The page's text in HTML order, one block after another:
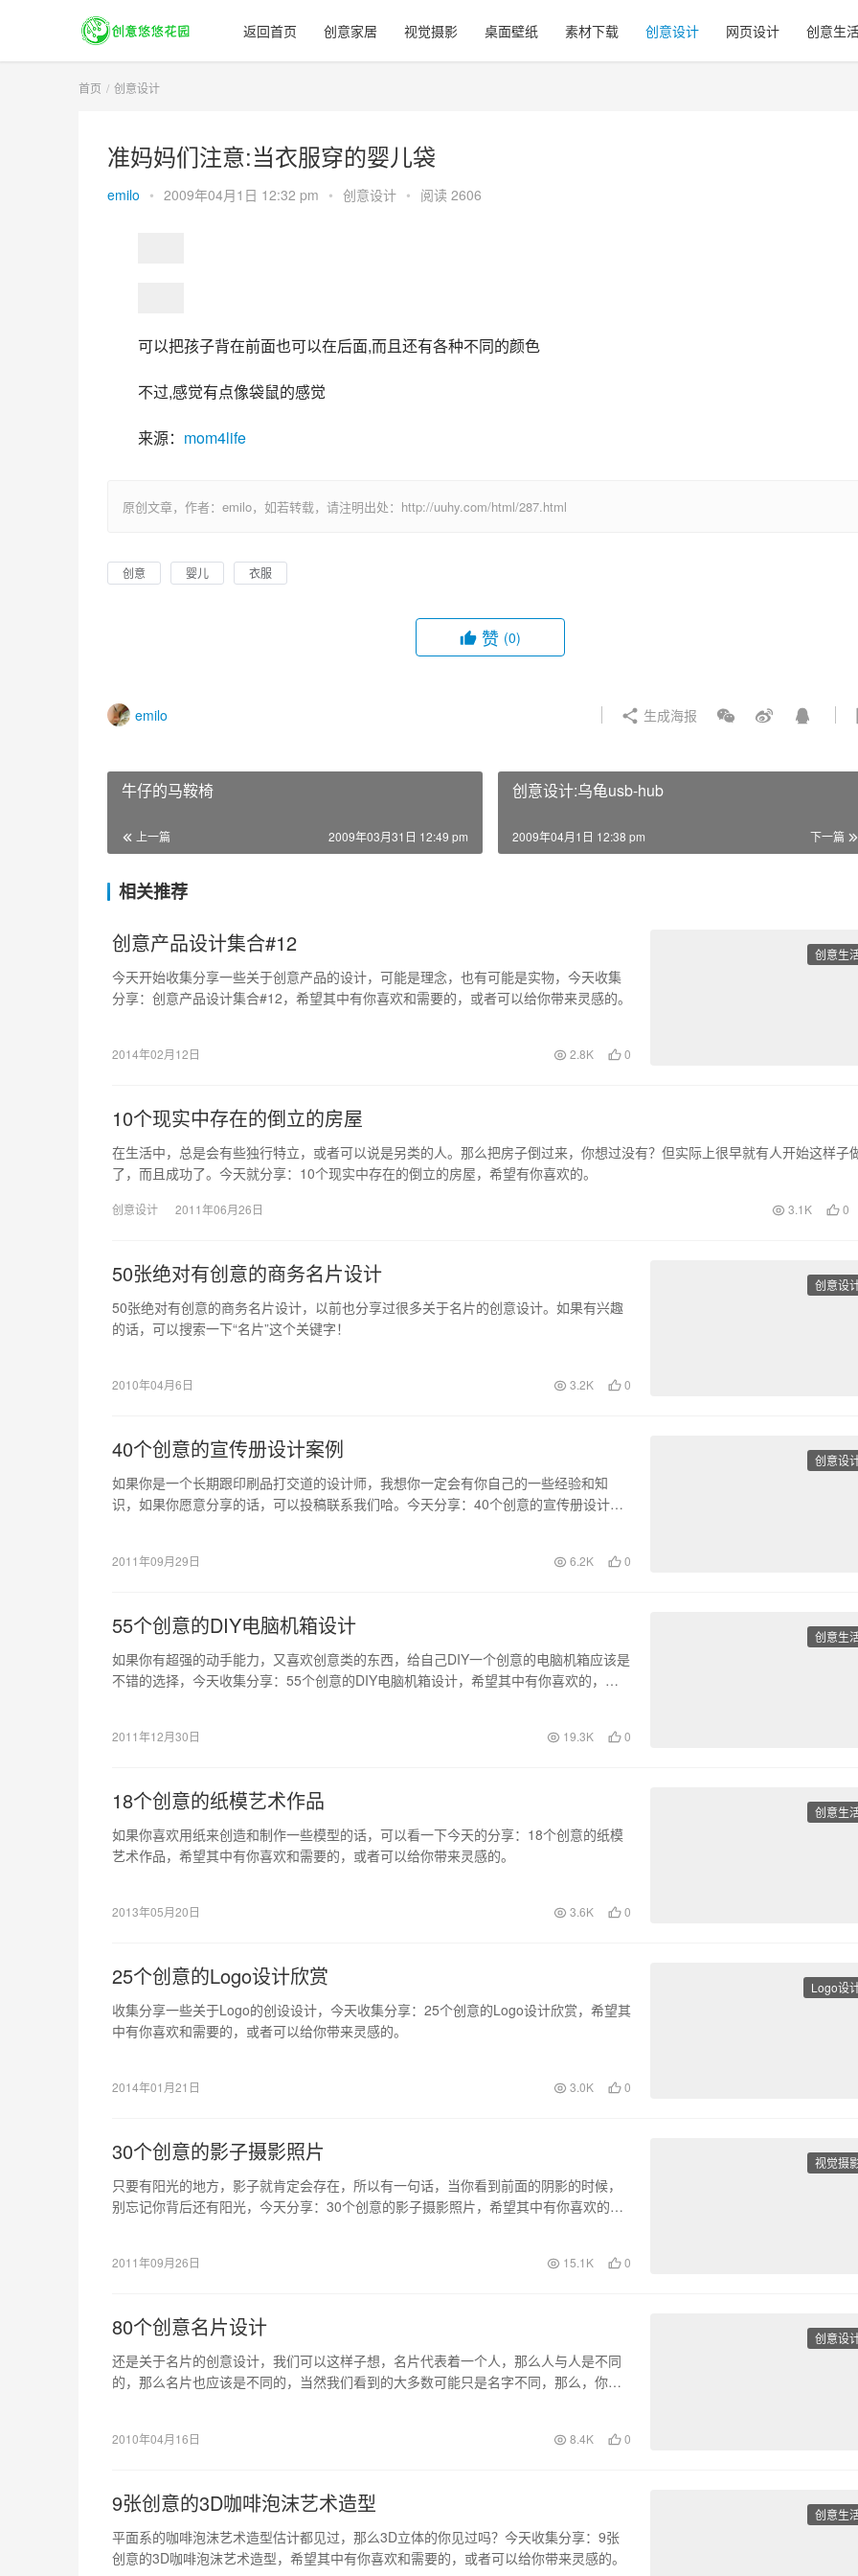
返回首页 创意家居 视觉摄影 桌面壁纸 素材下载 创意设计 网页设计 创意生
首页 创意设计
准妈妈们注意:当衣服穿的婴儿袋
emilo • 2009年04月1日 12:32 pm • 创意设计 • 阅读 2606
可以把孩子背在前面也可以在后面,而且还有各种不同的颜色
不过,感觉有点像袋鼠的感觉
来源： mom4life
原创文章，作者：emilo，如若转载，请注明出处：http://uuhy.com/html/287.html
创意 婴儿 衣服
赞 (0)
emilo 生成海报
牛仔的马鞍椅
上一篇 2009年03月31日 12:49 pm
创意设计:乌龟usb-hub
下一篇
2009年04月1日 12:38 pm
相关推荐
创意生
创意产品设计集合#12
今天开始收集分享一些关于创意产品的设计，可能是理念，也有可能是实物，今天收集
分享：创意产品设计集合#12，希望其中有你喜欢和需要的，或者可以给你带来灵感的。
2014年02月12日 2.8K 0
10个现实中存在的倒立的房屋
在生活中，总是会有些独行特立，或者可以说是另类的人。那么把房子倒过来，你想过没有？但实际上很早就有人开始这样子
了，而且成功了。今天就分享：10个现实中存在的倒立的房屋，希望有你喜欢的。
创意设计 2011年06月26日 3.1K 0
创意设
50张绝对有创意的商务名片设计
50张绝对有创意的商务名片设计，以前也分享过很多关于名片的创意设计。如果有兴趣
的话，可以搜索一下“名片”这个关键字！
2010年04月6日 3.2K 0
创意设
40个创意的宣传册设计案例
如果你是一个长期跟印刷品打交道的设计师，我想你一定会有你自己的一些经验和知
识，如果你愿意分享的话，可以投稿联系我们哈。今天分享：40个创意的宣传册设计案
2011年09月29日 6.2K 0
创意生
55个创意的DIY电脑机箱设计
如果你有超强的动手能力，又喜欢创意类的东西，给自己DIY一个创意的电脑机箱应该是
不错的选择，今天收集分享：55个创意的DIY电脑机箱设计，希望其中有你喜欢的，或
2011年12月30日 19.3K 0
创意生
18个创意的纸模艺术作品
如果你喜欢用纸来创造和制作一些模型的话，可以看一下今天的分享：18个创意的纸模
艺术作品，希望其中有你喜欢和需要的，或者可以给你带来灵感的。
2013年05月20日 3.6K 0
Logo设
25个创意的Logo设计欣赏
收集分享一些关于Logo的创设设计，今天收集分享：25个创意的Logo设计欣赏，希望其
中有你喜欢和需要的，或者可以给你带来灵感的。
2014年01月21日 3.0K 0
视觉摄
30个创意的影子摄影照片
只要有阳光的地方，影子就肯定会存在，所以有一句话，当你看到前面的阴影的时候，
别忘记你背后还有阳光，今天分享：30个创意的影子摄影照片，希望其中有你喜欢的，
2011年09月26日 15.1K 0
创意设
80个创意名片设计
还是关于名片的创意设计，我们可以这样子想，名片代表着一个人，那么人与人是不同
的，那么名片也应该是不同的，当然我们看到的大多数可能只是名字不同，那么，你的
2010年04月16日 8.4K 0
创意生
9张创意的3D咖啡泡沫艺术造型
平面系的咖啡泡沫艺术造型估计都见过，那么3D立体的你见过吗？今天收集分享：9张
创意的3D咖啡泡沫艺术造型，希望其中有你喜欢和需要的，或者可以给你带来灵感的。